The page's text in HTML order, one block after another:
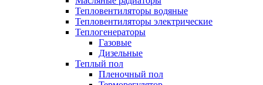
Тепловентиляторы водяные
Тепловентиляторы электрические
Теплогенераторы
Газовые
Дизельные
Теплый пол
Пленочный пол